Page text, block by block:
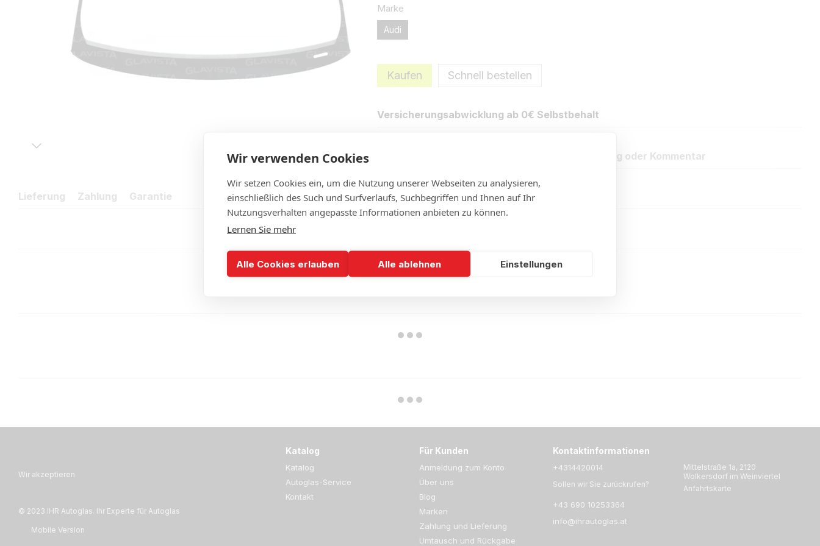
Marke
Audi
Kaufen Schnell bestellen
Versicherungsabwicklung ab 0€ Selbstbehalt
Neue Bewertung oder Kommentar
Lieferung Zahlung Garantie
Wir akzeptieren
© 2023 IHR Autoglas. Ihr Experte für Autoglas
Mobile Version
Katalog
Katalog
Autoglas-Service
Kontakt
Für Kunden
Anmeldung zum Konto
Über uns
Blog
Marken
Zahlung und Lieferung
Umtausch und Rückgabe
Kontaktinformationen
+4314420014
Sollen wir Sie zurückrufen?
+43 690 10253364
info@ihrautoglas.at
Mittelstraße 1a, 2120
Wolkersdorf im Weinviertel
Anfahrtskarte
Wir verwenden Cookies
Wir setzen Cookies ein, um die Nutzung unserer Webseiten zu analysieren,
einschließlich des Such und Surfverlaufs, Suchbegriffen und Ihnen auf Ihr
Nutzungsverhalten angepasste Informationen anbieten zu können.
Lernen Sie mehr
Alle Cookies erlauben Alle ablehnen Einstellungen